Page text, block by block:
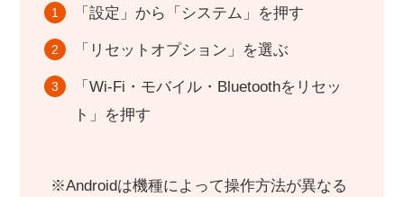
「設定」から「システム」を押す
「リセットオプション」を選ぶ
「Wi-Fi・モバイル・Bluetoothをリセッ
ト」を押す
※Androidは機種によって操作方法が異なる